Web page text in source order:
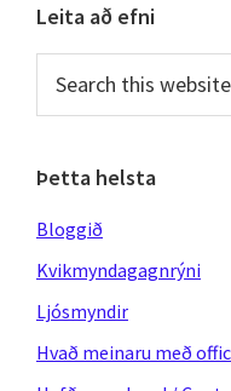
Primary
Sidebar
Leita að efni
this
Þetta helsta
Bloggið
Kvikmyndagagnrýni
Ljósmyndir
Hvað meinaru með